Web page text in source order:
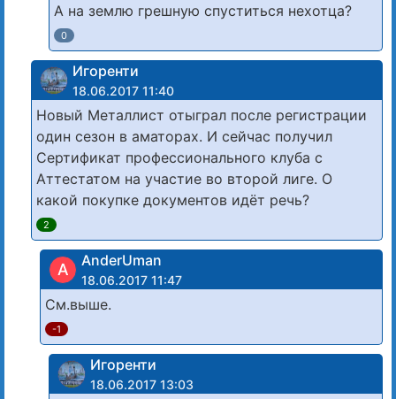
А на землю грешную спуститься нехотца?
0
Игоренти
18.06.2017 11:40
Новый Металлист отыграл после регистрации
один сезон в аматорах. И сейчас получил
Сертификат профессионального клуба с
Аттестатом на участие во второй лиге. О
какой покупке документов идёт речь?
2
A AnderUman
18.06.2017 11:47
См.выше.
-1
Игоренти
18.06.2017 13:03